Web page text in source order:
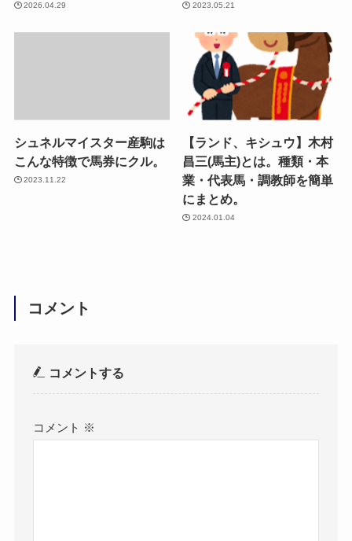
2026.04.29 2023.05.21
シュネルマイスター産駒は
こんな特徴で馬券にクル。
2023.11.22
【ランド、キシュウ】木村
昌三(馬主)とは。種類・本
業・代表馬・調教師を簡単
にまとめ。
2024.01.04
コメント
コメントする
コメント ※